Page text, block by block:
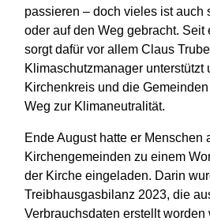
passieren – doch vieles ist auch
oder auf den Weg gebracht. Seit
sorgt dafür vor allem Claus
Klimaschutzmanager unterstützt
Kirchenkreis und die
Weg zur Klimaneutralität.
Ende August hatte er Menschen
Kirchengemeinden zu einem
der Kirche eingeladen. Darin
Treibhausgasbilanz 2023, die
Verbrauchsdaten erstellt worden